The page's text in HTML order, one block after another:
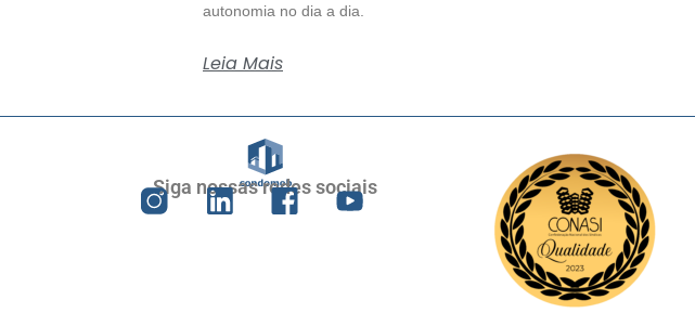
autonomia no dia a dia.
Leia Mais
Siga nossas redes sociais